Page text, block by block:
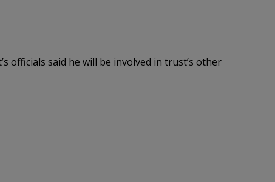
officials said he will be involved in trust’s other